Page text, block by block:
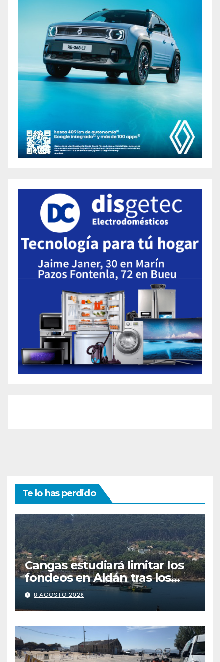
Te lo has perdido
Cangas estudiará limitar los
fondeos en Aldán tras los
últimos episodios de
contaminación en O Con
8 AGOSTO 2026